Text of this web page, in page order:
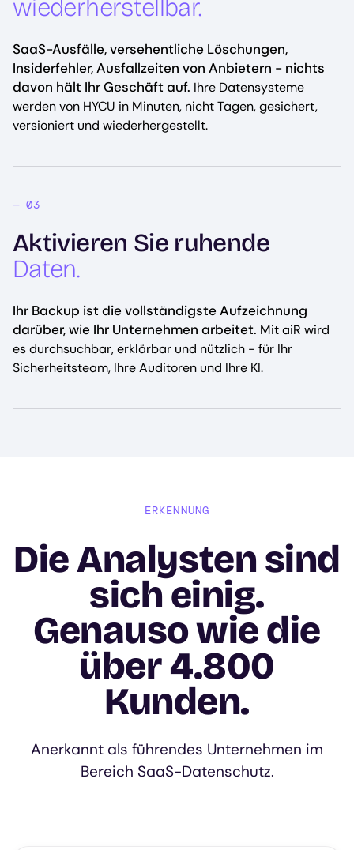
wiederherstellbar.
SaaS-Ausfälle, versehentliche Löschungen,
Insiderfehler, Ausfallzeiten von Anbietern - nichts
davon hält Ihr Geschäft auf. Ihre Datensysteme
werden von HYCU in Minuten, nicht Tagen, gesichert,
versioniert und wiederhergestellt.
Aktivieren Sie ruhende
Daten.
Ihr Backup ist die vollständigste Aufzeichnung
darüber, wie Ihr Unternehmen arbeitet. Mit aiR wird
es durchsuchbar, erklärbar und nützlich - für Ihr
Sicherheitsteam, Ihre Auditoren und Ihre KI.
ERKENNUNG
Die Analysten sind
sich einig.
Genauso wie die
über 4.800
Kunden.
Anerkannt als führendes Unternehmen im
Bereich SaaS-Datenschutz.